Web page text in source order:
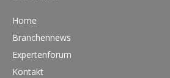
Home
Branchennews
Expertenforum
Kontakt